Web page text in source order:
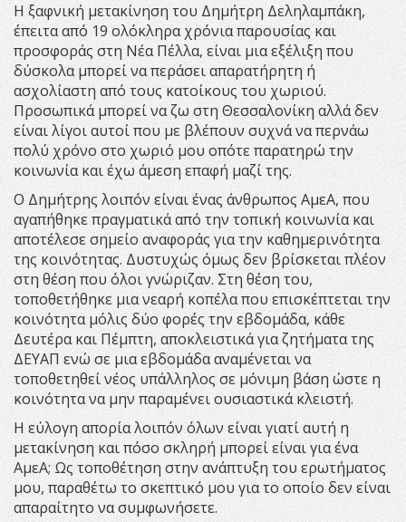
Η ξαφνική μετακίνηση του Δημήτρη Δεληλαμπάκη,
έπειτα από 19 ολόκληρα χρόνια παρουσίας και
προσφοράς στη Νέα Πέλλα, είναι μια εξέλιξη που
δύσκολα μπορεί να περάσει απαρατήρητη ή
ασχολίαστη από τους κατοίκους του χωριού.
Προσωπικά μπορεί να ζω στη Θεσσαλονίκη αλλά δεν
είναι λίγοι αυτοί που με βλέπουν συχνά να περνάω
πολύ χρόνο στο χωριό μου οπότε παρατηρώ την
κοινωνία και έχω άμεση επαφή μαζί της.
Ο Δημήτρης λοιπόν είναι ένας άνθρωπος ΑμεΑ, που
αγαπήθηκε πραγματικά από την τοπική κοινωνία και
αποτέλεσε σημείο αναφοράς για την καθημερινότητα
της κοινότητας. Δυστυχώς όμως δεν βρίσκεται πλέον
στη θέση που όλοι γνώριζαν. Στη θέση του,
τοποθετήθηκε μια νεαρή κοπέλα που επισκέπτεται την
κοινότητα μόλις δύο φορές την εβδομάδα, κάθε
Δευτέρα και Πέμπτη, αποκλειστικά για ζητήματα της
ΔΕΥΑΠ ενώ σε μια εβδομάδα αναμένεται να
τοποθετηθεί νέος υπάλληλος σε μόνιμη βάση ώστε η
κοινότητα να μην παραμένει ουσιαστικά κλειστή.
Η εύλογη απορία λοιπόν όλων είναι γιατί αυτή η
μετακίνηση και πόσο σκληρή μπορεί είναι για ένα
ΑμεΑ; Ως τοποθέτηση στην ανάπτυξη του ερωτήματος
μου, παραθέτω το σκεπτικό μου για το οποίο δεν είναι
απαραίτητο να συμφωνήσετε.